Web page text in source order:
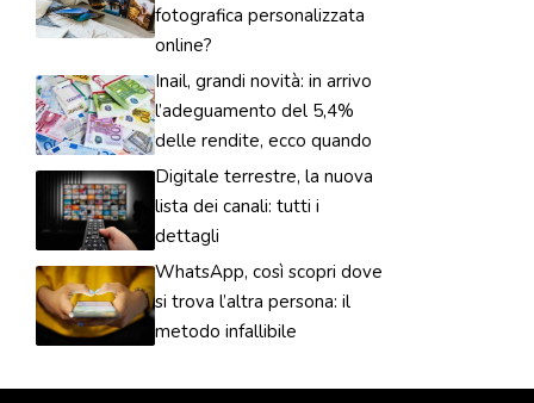
fotografica personalizzata
online?
Inail, grandi novità: in arrivo
l’adeguamento del 5,4%
delle rendite, ecco quando
Digitale terrestre, la nuova
lista dei canali: tutti i
dettagli
WhatsApp, così scopri dove
si trova l’altra persona: il
metodo infallibile